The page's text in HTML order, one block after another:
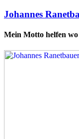
Johannes
Mein Motto helfen wo